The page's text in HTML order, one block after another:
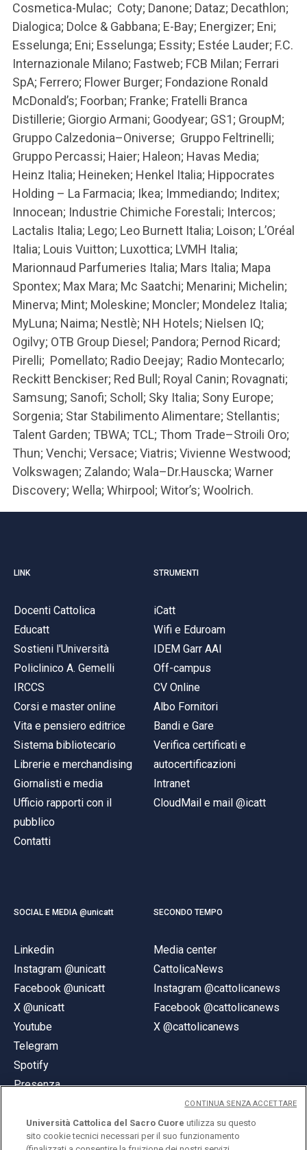
Cosmetica-Mulac; Coty; Danone; Dataz; Decathlon;
Dialogica; Dolce & Gabbana; E-Bay; Energizer; Eni;
Esselunga; Eni; Esselunga; Essity; Estée Lauder; F.C.
Internazionale Milano; Fastweb; FCB Milan; Ferrari
SpA; Ferrero; Flower Burger; Fondazione Ronald
McDonald’s; Foorban; Franke; Fratelli Branca
Distillerie; Giorgio Armani; Goodyear; GS1; GroupM;
Gruppo Calzedonia–Oniverse; Gruppo Feltrinelli;
Gruppo Percassi; Haier; Haleon; Havas Media;
Heinz Italia; Heineken; Henkel Italia; Hippocrates
Holding – La Farmacia; Ikea; Immediando; Inditex;
Innocean; Industrie Chimiche Forestali; Intercos;
Lactalis Italia; Lego; Leo Burnett Italia; Loison; L’Oréal
Italia; Louis Vuitton; Luxottica; LVMH Italia;
Marionnaud Parfumeries Italia; Mars Italia; Mapa
Spontex; Max Mara; Mc Saatchi; Menarini; Michelin;
Minerva; Mint; Moleskine; Moncler; Mondelez Italia;
MyLuna; Naima; Nestlè; NH Hotels; Nielsen IQ;
Ogilvy; OTB Group Diesel; Pandora; Pernod Ricard;
Pirelli; Pomellato; Radio Deejay; Radio Montecarlo;
Reckitt Benckiser; Red Bull; Royal Canin; Rovagnati;
Samsung; Sanofi; Scholl; Sky Italia; Sony Europe;
Sorgenia; Star Stabilimento Alimentare; Stellantis;
Talent Garden; TBWA; TCL; Thom Trade–Stroili Oro;
Thun; Venchi; Versace; Viatris; Vivienne Westwood;
Volkswagen; Zalando; Wala–Dr.Hauscka; Warner
Discovery; Wella; Whirpool; Witor’s; Woolrich.
LINK
Docenti Cattolica
Educatt
Sostieni l'Università
Policlinico A. Gemelli
IRCCS
Corsi e master online
Vita e pensiero editrice
Sistema bibliotecario
Librerie e merchandising
Giornalisti e media
Ufficio rapporti con il
pubblico
Contatti
STRUMENTI
iCatt
Wifi e Eduroam
IDEM Garr AAI
Off-campus
CV Online
Albo Fornitori
Bandi e Gare
Verifica certificati e
autocertificazioni
Intranet
CloudMail e mail @icatt
SOCIAL E MEDIA @unicatt
Linkedin
Instagram @unicatt
Facebook @unicatt
X @unicatt
Youtube
Telegram
Spotify
Presenza
SECONDO TEMPO
Media center
CattolicaNews
Instagram @cattolicanews
Facebook @cattolicanews
X @cattolicanews
Università Cattolica del Sacro Cuore utilizza su questo
sito cookie tecnici necessari per il suo funzionamento
CONTINUA SENZA ACCETTARE